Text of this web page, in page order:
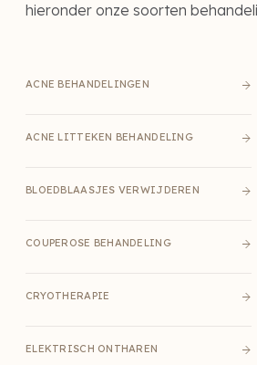
hieronder onze soorten
ACNE BEHANDELINGEN
ACNE LITTEKEN BEHANDELING
BLOEDBLAASJES VERWIJDEREN
COUPEROSE BEHANDELING
CRYOTHERAPIE
ELEKTRISCH ONTHAREN